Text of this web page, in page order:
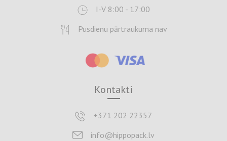
I-V 8:00 - 17:00
Pusdienu pārtraukuma nav
Kontakti
+371 202 22357
info@hippopack.lv